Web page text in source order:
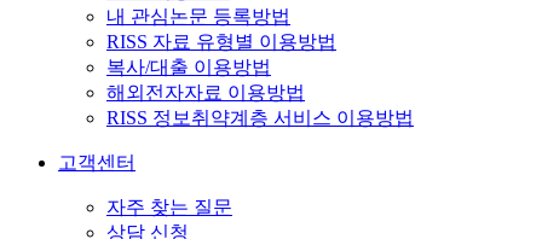
내 관심논문 등록방법
RISS 자료 유형별 이용방법
복사/대출 이용방법
해외전자자료 이용방법
RISS 정보취약계층 서비스 이용방법
고객센터
자주 찾는 질문
상담 신청